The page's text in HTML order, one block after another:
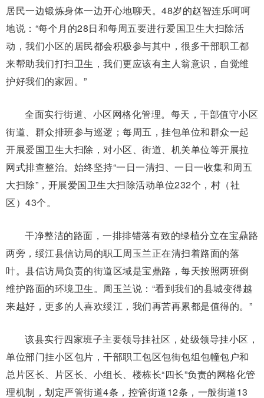
居民一边锻炼身体一边开心地聊天。48岁的赵智连乐呵呵
地说：“每个月的28日和每周五要进行爱国卫生大扫除活
动，我们小区的居民都会积极参与其中，很多干部职工都
来帮助我们打扫卫生，我们更应该有主人翁意识，自觉维
护好我们的家园。”
全面实行街道、小区网格化管理。每天，干部值守小区
街道、群众排班参与巡逻；每周五，挂包单位和群众一起
开展爱国卫生大扫除，对小区、街道、机关单位等开展拉
网式排查整治。始终坚持“一日一清扫、一日一收集和周五
大扫除”，开展爱国卫生大扫除活动单位232个，村（社
区）43个。
干净整洁的路面，一排排错落有致的绿植分立在宝鼎路
两旁，绥江县信访局的职工周玉兰正在清扫着路面的落
叶。县信访局负责的街道区域是宝鼎路，每天按照两班倒
维护路面的环境卫生。周玉兰说：“看到我们的县城变得越
来越好，更多的人喜欢绥江，我们再苦再累都是值得的。”
该县实行四家班子主要领导挂社区，处级领导挂小区，
单位部门挂小区包片，干部职工包区包街包组包幢包户和
总片区长、片区长、小组长、楼栋长“四长”负责的网格化管
理机制，划定严管街道4条，控管街道12条，一般街道13